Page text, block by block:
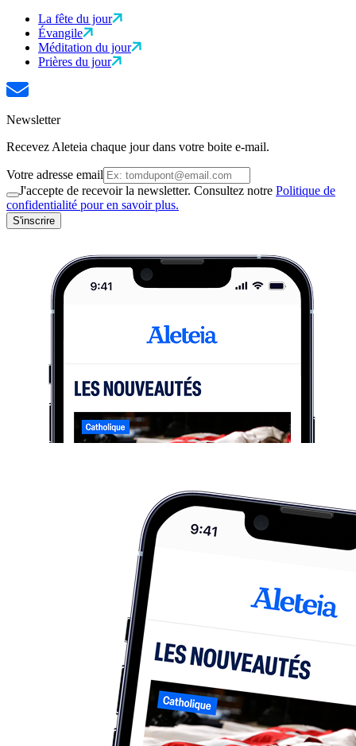
La fête du jour
Évangile
Méditation du jour
Prières du jour
Newsletter
Recevez Aleteia chaque jour dans votre boite e-mail.
Votre adresse email
J'accepte de recevoir la newsletter. Consultez notre Politique de
confidentialité pour en savoir plus.
S'inscrire